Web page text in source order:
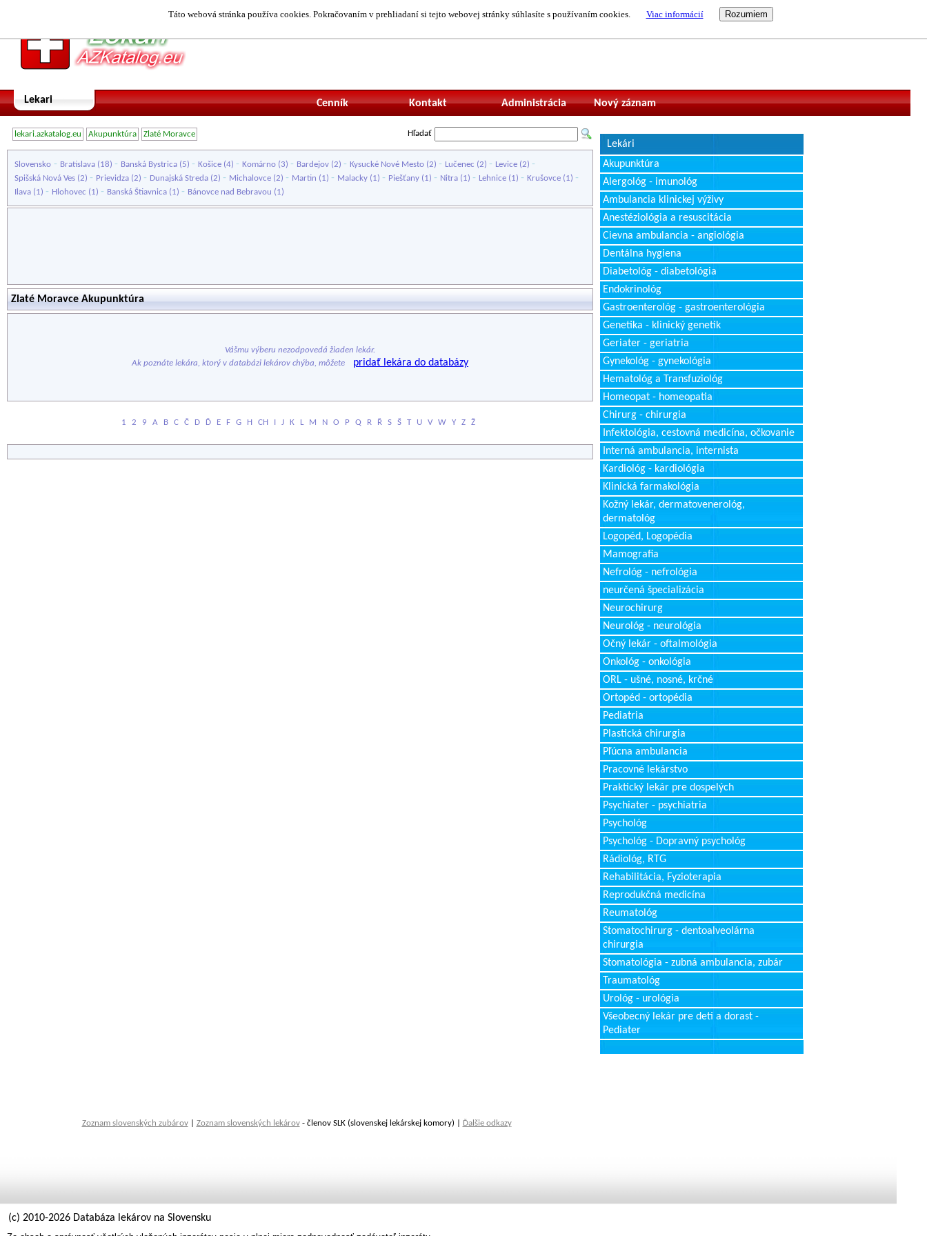
Táto webová stránka používa cookies. Pokračovaním v prehliadaní si tejto webovej stránky súhlasíte s používaním cookies. Viac informácií
Lekari Nový záznam
Administrácia
Kontakt
Cenník
lekari.azkatalog.eu Akupunktúra Zlaté Moravce Hľadať
Slovensko - Bratislava (18) - Banská Bystrica (5) - Košice (4) - Komárno (3) - Bardejov (2) - Kysucké Nové Mesto (2) - Lučenec (2) - Levice (2) -
Spišská Nová Ves (2) - Prievidza (2) - Dunajská Streda (2) - Michalovce (2) - Martin (1) - Malacky (1) - Piešťany (1) - Nitra (1) - Lehnice (1) - Krušovce (1) -
Ilava (1) - Hlohovec (1) - Banská Štiavnica (1) - Bánovce nad Bebravou (1)
Zlaté Moravce Akupunktúra
Vášmu výberu nezodpovedá žiaden lekár.
Ak poznáte lekára, ktorý v databázi lekárov chýba, môžete
pridať lekára do databázy
1 2 9 A B C Č D Ď E F G H CH I J K L M N O P Q R Ř S Š T U V W Y Z Ž
Lekári
Akupunktúra
Alergológ - imunológ
Ambulancia klinickej výživy
Anestéziológia a resuscitácia
Cievna ambulancia - angiológia
Dentálna hygiena
Diabetológ - diabetológia
Endokrinológ
Gastroenterológ - gastroenterológia
Genetika - klinický genetik
Geriater - geriatria
Gynekológ - gynekológia
Hematológ a Transfuziológ
Homeopat - homeopatia
Chirurg - chirurgia
Infektológia, cestovná medicína, očkovanie
Interná ambulancia, internista
Kardiológ - kardiológia
Klinická farmakológia
Kožný lekár, dermatovenerológ,
dermatológ
Logopéd, Logopédia
Mamografia
Nefrológ - nefrológia
neurčená špecializácia
Neurochirurg
Neurológ - neurológia
Očný lekár - oftalmológia
Onkológ - onkológia
ORL - ušné, nosné, krčné
Ortopéd - ortopédia
Pediatria
Plastická chirurgia
Pľúcna ambulancia
Pracovné lekárstvo
Praktický lekár pre dospelých
Psychiater - psychiatria
Psychológ
Psychológ - Dopravný psychológ
Rádiológ, RTG
Rehabilitácia, Fyzioterapia
Reprodukčná medicína
Reumatológ
Stomatochirurg - dentoalveolárna
chirurgia
Stomatológia - zubná ambulancia, zubár
Traumatológ
Urológ - urológia
Všeobecný lekár pre deti a dorast -
Pediater
Zoznam slovenských zubárov| Zoznam slovenských lekárov- členov SLK (slovenskej lekárskej komory) | Ďalšie odkazy
(c) 2010-2026 Databáza lekárov na Slovensku